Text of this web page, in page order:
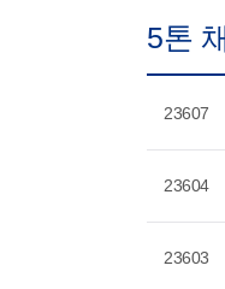
5톤
23607
23604
23603